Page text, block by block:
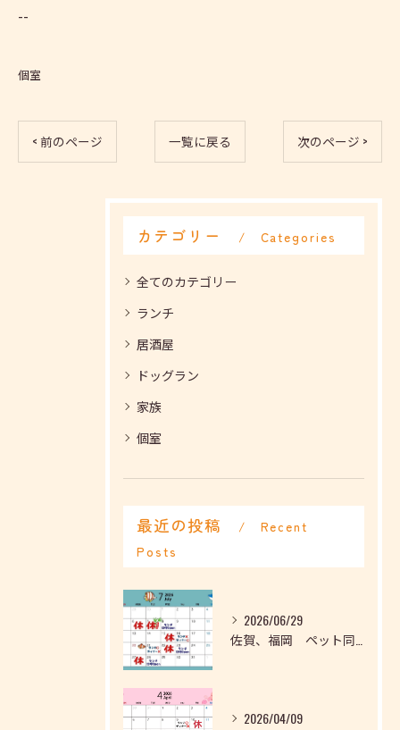
--
個室
< 前のページ 一覧に戻る 次のページ >
カテゴリー Categories
全てのカテゴリー
ランチ
居酒屋
ドッグラン
家族
個室
最近の投稿
Recent
Posts
2026/06/29
2026/04/09